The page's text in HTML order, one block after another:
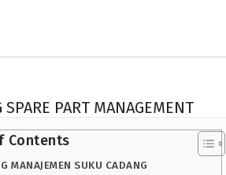
SPARE PART MANAGEMENT
Contents
MANAJEMEN SUKU CADANG